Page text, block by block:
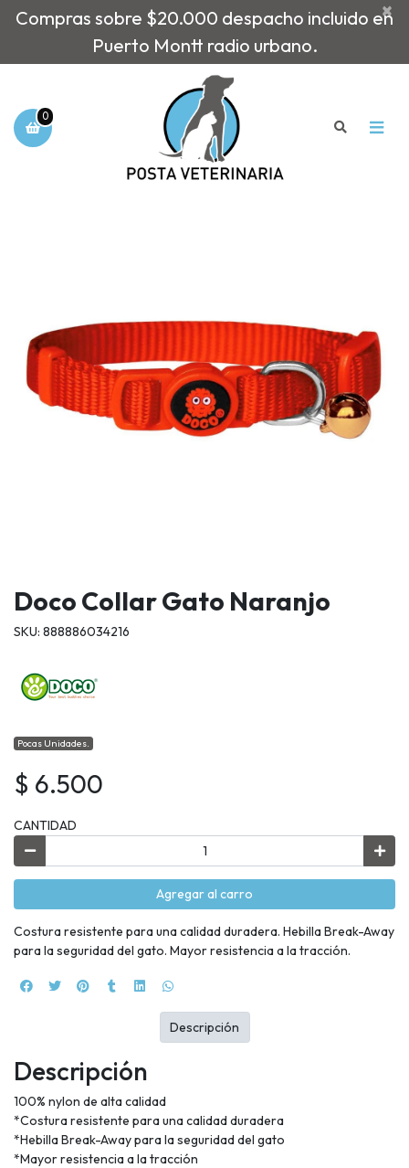
Compras sobre $20.000 despacho incluido en
Puerto Montt radio urbano.
×
0
Doco Collar Gato Naranjo
SKU: 888886034216
Pocas Unidades.
$ 6.500
CANTIDAD
Agregar al carro
Costura resistente para una calidad duradera. Hebilla Break-Away
para la seguridad del gato. Mayor resistencia a la tracción.
Descripción
100% nylon de alta calidad
*Costura resistente para una calidad duradera
*Hebilla Break-Away para la seguridad del gato
*Mayor resistencia a la tracción
Descripción